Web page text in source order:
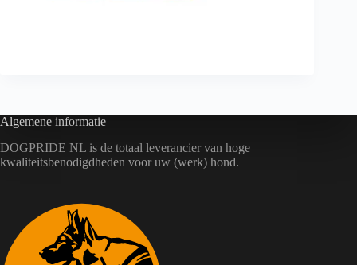
Algemene informatie
DOGPRIDE NL is de totaal leverancier van hoge
kwaliteitsbenodigdheden voor uw (werk) hond.